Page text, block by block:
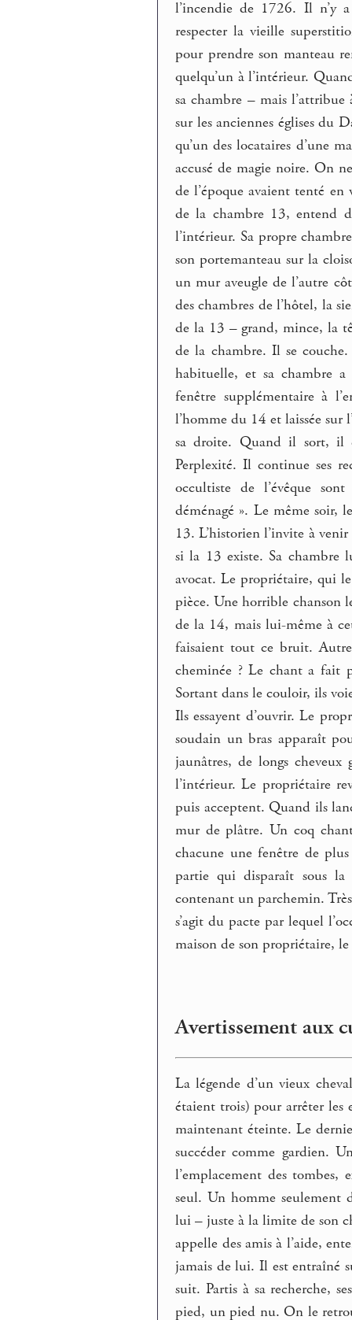
l’incendie de 1726. Il n’y
respecter la vieille
pour prendre son manteau
quelqu’un à l’intérieur.
sa chambre – mais
sur les anciennes églises du
qu’un des locataires d’une
accusé de magie noire. On
de l’époque avaient tenté
de la chambre 13, entend
l’intérieur. Sa propre
son portemanteau sur la
un mur aveugle de l’autre
des chambres de l’hôtel, la
de la 13 – grand, mince, la
de la chambre. Il se
habituelle, et sa chambre
fenêtre supplémentaire à
l’homme du 14 et laissée
sa droite. Quand il sort, il
Perplexité. Il continue ses
occultiste de l’évêque
déménagé ». Le même soir,
13. L’historien l’invite à
si la 13 existe. Sa chambre
avocat. Le propriétaire, qui
pièce. Une horrible chanson
de la 14, mais lui-même à
faisaient tout ce bruit.
cheminée ? Le chant a fait
Sortant dans le couloir, ils
Ils essayent d’ouvrir. Le
soudain un bras apparaît
jaunâtres, de longs
l’intérieur. Le propriétaire
puis acceptent. Quand ils
mur de plâtre. Un coq
chacune une fenêtre de
partie qui disparaît sous
contenant un parchemin.
s’agit du pacte par lequel
maison de son propriétaire,
Avertissement aux
La légende d’un vieux
étaient trois) pour arrêter les
maintenant éteinte. Le
succéder comme gardien.
l’emplacement des
seul. Un homme seulement
lui – juste à la limite de son
appelle des amis à l’aide,
jamais de lui. Il est entraîné
suit. Partis à sa recherche,
pied, un pied nu. On le